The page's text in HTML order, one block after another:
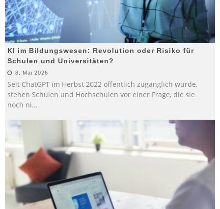
KI im Bildungswesen: Revolution oder Risiko für
Schulen und Universitäten?
8. Mai 2026
Seit ChatGPT im Herbst 2022 öffentlich zugänglich wurde,
stehen Schulen und Hochschulen vor einer Frage, die sie
noch ni...